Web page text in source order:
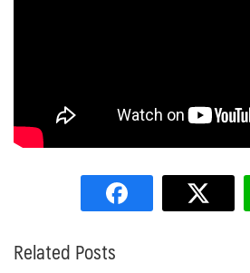
Related Posts